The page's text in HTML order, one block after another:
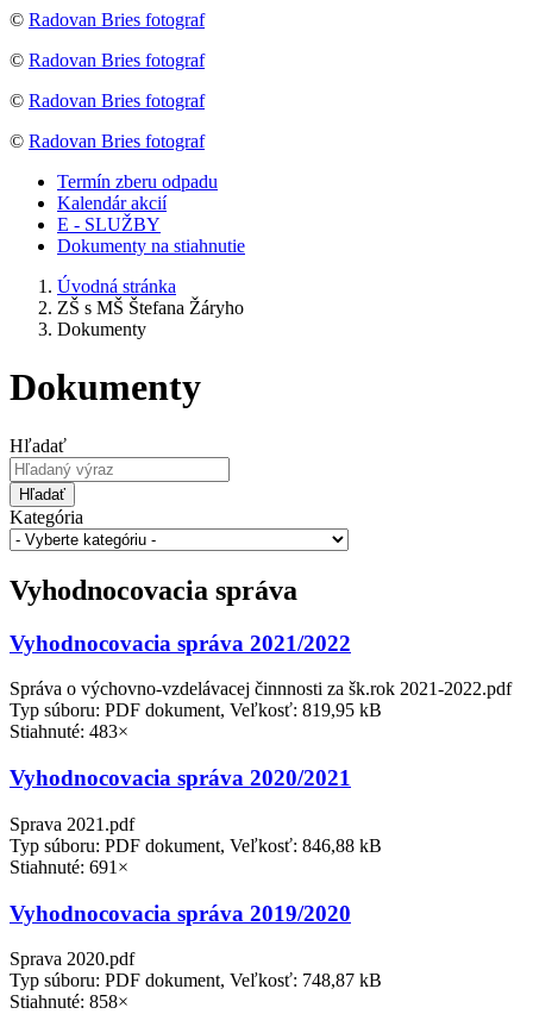
© Radovan Bries fotograf
© Radovan Bries fotograf
© Radovan Bries fotograf
© Radovan Bries fotograf
Termín zberu odpadu
Kalendár akcií
E - SLUŽBY
Dokumenty na stiahnutie
Úvodná stránka
ZŠ s MŠ Štefana Žáryho
Dokumenty
Dokumenty
Hľadať
Hľadať
Kategória
Vyhodnocovacia správa
Vyhodnocovacia správa 2021/2022
Správa o výchovno-vzdelávacej činnnosti za šk.rok 2021-2022.pdf
Typ súboru: PDF dokument, Veľkosť: 819,95 kB
Stiahnuté: 483×
Vyhodnocovacia správa 2020/2021
Sprava 2021.pdf
Typ súboru: PDF dokument, Veľkosť: 846,88 kB
Stiahnuté: 691×
Vyhodnocovacia správa 2019/2020
Sprava 2020.pdf
Typ súboru: PDF dokument, Veľkosť: 748,87 kB
Stiahnuté: 858×